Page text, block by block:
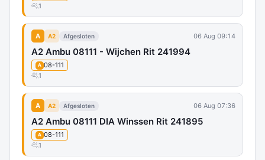
1
A A2 Afgesloten 06 Aug 09:14
A2 Ambu 08111 - Wijchen Rit 241994
A 08-111
1
A A2 Afgesloten 06 Aug 07:36
A2 Ambu 08111 DIA Winssen Rit 241895
A 08-111
1